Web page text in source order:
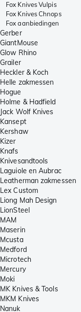
Fox Knives Vulpis
Fox Knives Chnops
Fox aanbiedingen
Gerber
GiantMouse
Glow Rhino
Grailer
Heckler & Koch
Helle zakmessen
Hogue
Holme & Hadfield
Jack Wolf Knives
Kansept
Kershaw
Kizer
Knafs
Knivesandtools
Laguiole en Aubrac
Leatherman zakmessen
Lex Custom
Liong Mah Design
LionSteel
MAM
Maserin
Mcusta
Medford
Microtech
Mercury
Moki
MK Knives & Tools
MKM Knives
Nanuk